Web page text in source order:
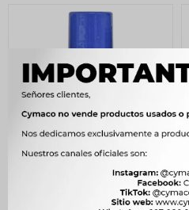
LIMPIEZA Y ACABADO -
LIMPIADOR DE ENCHUFES